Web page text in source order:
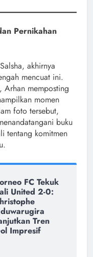
Pernikahan
akhirnya
mencuat ini.
memposting
momen
foto tersebut,
buku
tentang komitmen
FC Tekuk
United 2-0:
Tren
Impresif